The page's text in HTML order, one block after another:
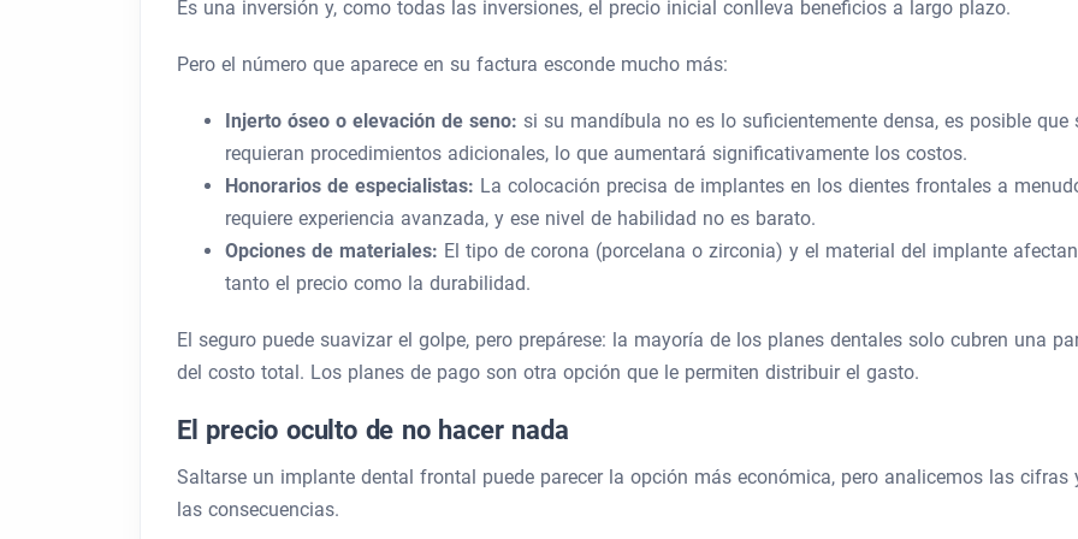
Es una inversión y, como todas las inversiones, el precio inicial conlleva beneficios a largo plazo.
Pero el número que aparece en su factura esconde mucho más:
Injerto óseo o elevación de seno: si su mandíbula no es lo suficientemente densa, es posible que
requieran procedimientos adicionales, lo que aumentará significativamente los costos.
Honorarios de especialistas: La colocación precisa de implantes en los dientes frontales a
requiere experiencia avanzada, y ese nivel de habilidad no es barato.
Opciones de materiales: El tipo de corona (porcelana o zirconia) y el material del implante afectan
tanto el precio como la durabilidad.
El seguro puede suavizar el golpe, pero prepárese: la mayoría de los planes dentales solo cubren una
del costo total. Los planes de pago son otra opción que le permiten distribuir el gasto.
El precio oculto de no hacer nada
Saltarse un implante dental frontal puede parecer la opción más económica, pero analicemos las cifras
las consecuencias.